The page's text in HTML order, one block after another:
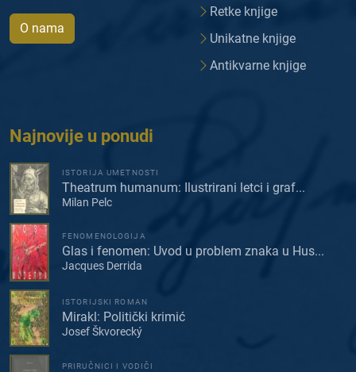
O nama
Retke knjige
Unikatne knjige
Antikvarne knjige
Najnovije u ponudi
ISTORIJA UMETNOSTI
Theatrum humanum: Ilustrirani letci i graf...
Milan Pelc
FENOMENOLOGIJA
Glas i fenomen: Uvod u problem znaka u Hus...
Jacques Derrida
ISTORIJSKI ROMAN
Mirakl: Politički krimić
Josef Škvorecký
PRIRUČNICI I VODIČI